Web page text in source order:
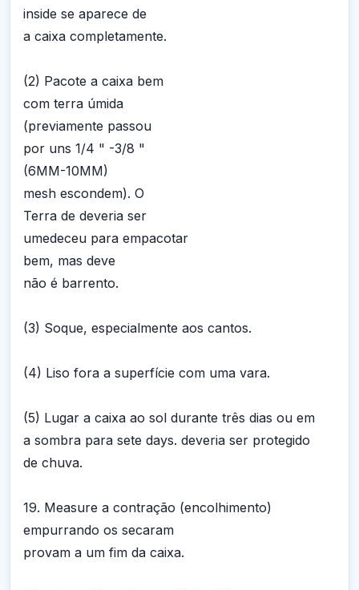
inside se aparece de
a caixa completamente.
(2) Pacote a caixa bem
com terra úmida
(previamente passou
por uns 1/4 " -3/8 "
(6MM-10MM)
mesh escondem). O
Terra de deveria ser
umedeceu para empacotar
bem, mas deve
não é barrento.
(3) Soque, especialmente aos cantos.
(4) Liso fora a superfície com uma vara.
(5) Lugar a caixa ao sol durante três dias ou em
a sombra para sete days. deveria ser protegido
de chuva.
19. Measure a contração (encolhimento)
empurrando os secaram
provam a um fim da caixa.